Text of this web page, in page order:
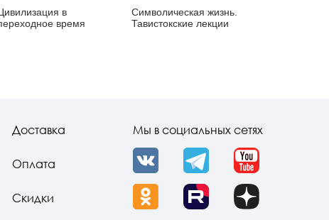
в
время
Символическая жизнь.
Тавистокские лекции
Доставка
Оплата
Скидки
Мы в социальных сетях
VK Telegram YouTube
OK Rutube Dzen